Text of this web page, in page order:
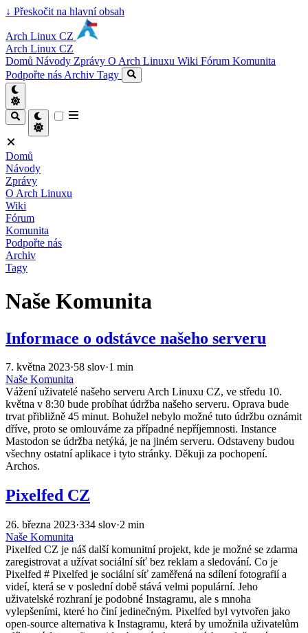
↓ Přeskočit na hlavní obsah
Arch Linux CZ
Arch Linux CZ
Domů Návody Zprávy O Arch Linuxu Wiki Fórum Komunita
Podpořte nás Archiv Tagy
Domů
Návody
Zprávy
O Arch Linuxu
Wiki
Fórum
Komunita
Podpořte nás
Archiv
Tagy
Naše Komunita
Informace o odstávce našeho serveru
7. května 2023·58 slov·1 min
Naše Komunita
Vážení uživatelé našeho serveru Arch Linuxu CZ, ve středu 10.
května v 8:30 bude probíhat údržba našeho serveru. Oprava bude
trvat přibližně 45 minut. Bohužel nebylo možné tuto údržbu oznámit
dříve, proto se omlouváme za případné nepříjemnosti. Instance
Mastodon se údržba netýká, je na jiném serveru. Odstaveny budou
všechny ostatní aplikace i tyto stránky. Děkuji za pochopení.
Archos.
Pixelfed CZ
26. března 2023·334 slov·2 min
Naše Komunita
Pixelfed CZ je náš další komunitní projekt, kde je možné se zdarma
zaregistrovat a užívat sociální síť bez reklam a sledování. Co je
Pixelfed # Pixelfed je sociální síť zaměřená na sdílení fotografií a
videí, která se v poslední době stává velmi populární. Jeho
uživatelské rozhraní je podobné Instagramu, ale s mnoha
vylepšeními, které ho činí jedinečným. Pixelfed byl vytvořen jako
open-source alternativa k Instagramu, která by umožnila uživatelům